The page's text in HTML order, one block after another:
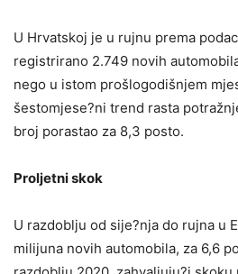
U Hrvatskoj je u rujnu prema
registrirano 2.749 novih
nego u istom prošlogodišnjem
šestomjese?ni trend rasta
broj porastao za 8,3 posto.
Proljetni skok
U razdoblju od sije?nja do rujna u
milijuna novih automobila, za 6,6